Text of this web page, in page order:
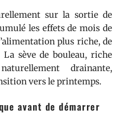
sur la sortie de
les effets de mois de
plus riche, de
sève de bouleau, riche
drainante,
vers le printemps.
avant de démarrer